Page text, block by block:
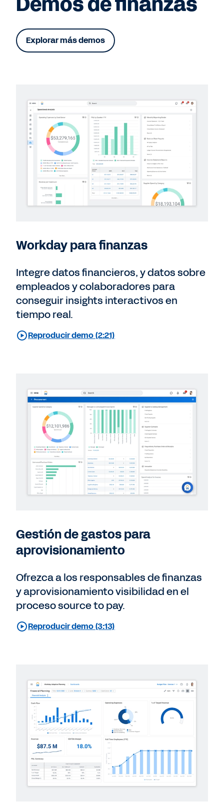
Explorar más demos
Workday para finanzas
Integre datos financieros, y datos sobre
empleados y colaboradores para
conseguir insights interactivos en
tiempo real.
Reproducir demo (2:21)
Gestión de gastos para
aprovisionamiento
Ofrezca a los responsables de finanzas
y aprovisionamiento visibilidad en el
proceso source to pay.
Reproducir demo (3:13)